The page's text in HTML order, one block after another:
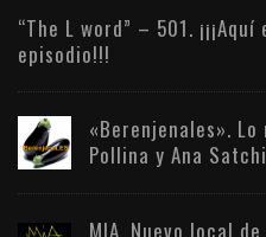
“The L word” – 501.
episodio!!!
«Berenjenales». Lo
Pollina y Ana
MIA. Nuevo local